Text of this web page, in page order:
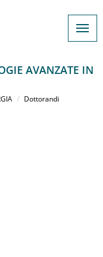
AVANZATE IN
Dottorandi